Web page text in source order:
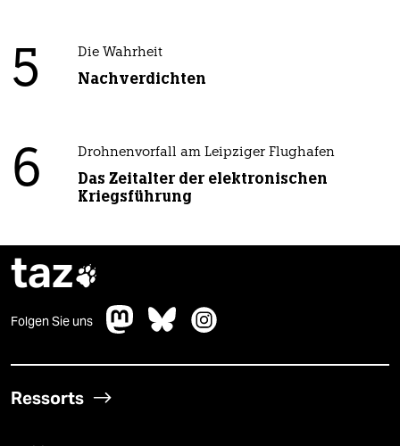
5 Die Wahrheit
Nachverdichten
6 Drohnenvorfall am Leipziger Flughafen
Das Zeitalter der elektronischen
Kriegsführung
taz
Folgen Sie uns
Ressorts